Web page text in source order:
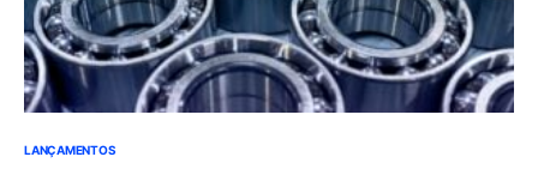
LANÇAMENTOS